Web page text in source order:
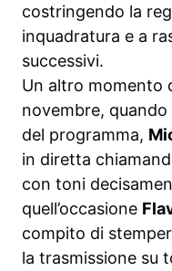
costringendo la
inquadratura e a
successivi.
Un altro momento
novembre,
del programma,
in diretta
con toni
quell’occasione
compito di
la trasmissione su